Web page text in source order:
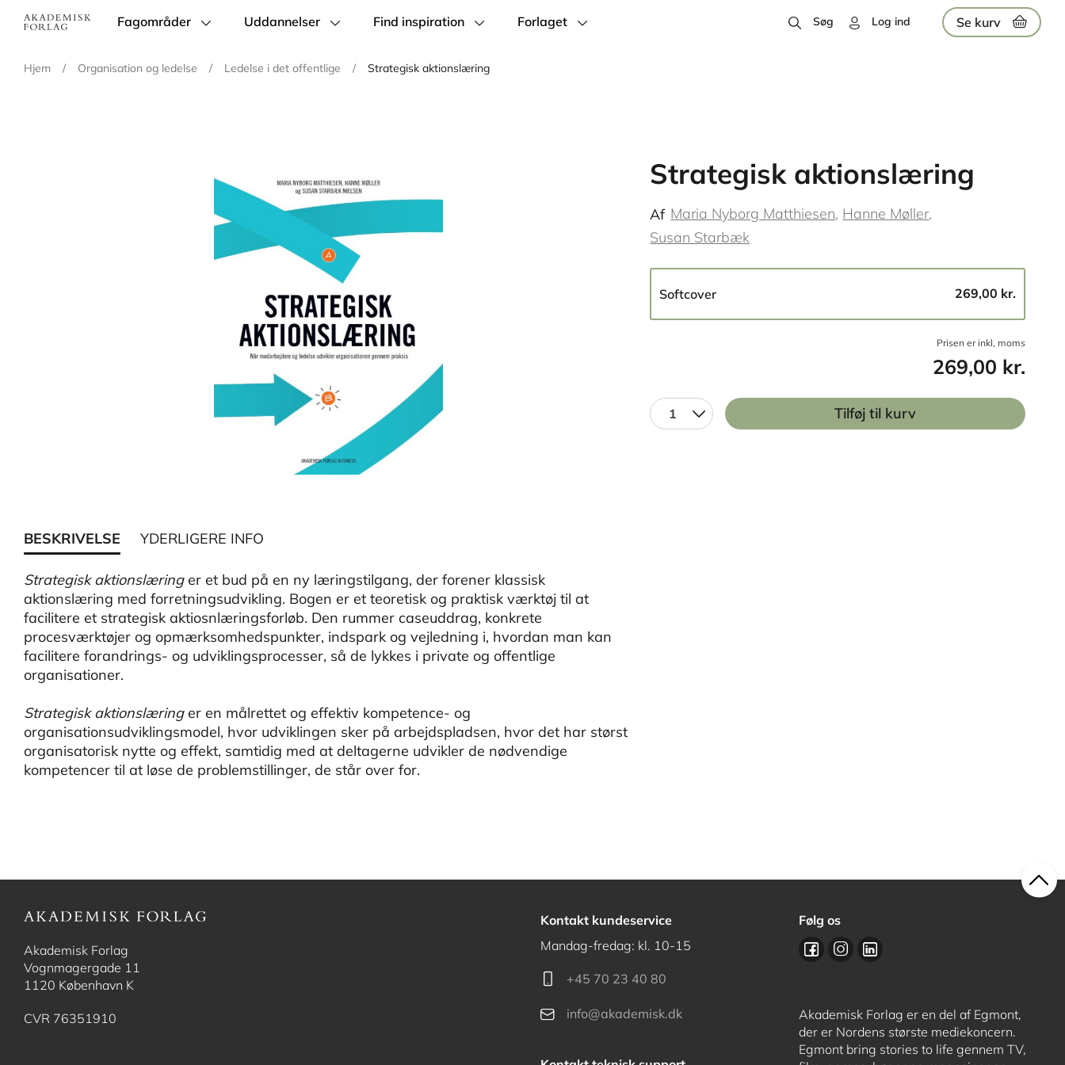
Main
Fagområder Uddannelser Find inspiration Forlaget Søg Log ind Se kurv
Hjem / Organisation og ledelse / Ledelse i det offentlige / Strategisk aktionslæring
Strategisk aktionslæring
Af Maria Nyborg Matthiesen Hanne Møller
Susan Starbæk
Softcover 269,00 kr.
Prisen er inkl, moms
269,00 kr.
1 Tilføj til kurv
BESKRIVELSE YDERLIGERE INFO
Strategisk aktionslæringer et bud på en ny læringstilgang, der forener klassisk
aktionslæring med forretningsudvikling. Bogen er et teoretisk og praktisk værktøj til at
facilitere et strategisk aktiosnlæringsforløb. Den rummer caseuddrag, konkrete
procesværktøjer og opmærksomhedspunkter, indspark og vejledning i, hvordan man kan
facilitere forandrings- og udviklingsprocesser, så de lykkes i private og offentlige
organisationer.
Strategisk aktionslæringer en målrettet og effektiv kompetence- og
organisationsudviklingsmodel, hvor udviklingen sker på arbejdspladsen, hvor det har størst
organisatorisk nytte og effekt, samtidig med at deltagerne udvikler de nødvendige
kompetencer til at løse de problemstillinger, de står over for.
Akademisk Forlag
Vognmagergade 11
1120 København K
CVR 76351910
Kontakt kundeservice
Mandag-fredag: kl. 10-15
+45 70 23 40 80
info@akademisk.dk
Følg os
Akademisk Forlag er en del af Egmont,
der er Nordens største mediekoncern.
Egmont bring stories to life gennem TV,